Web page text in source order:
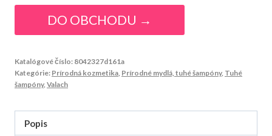
DO OBCHODU →
Katalógové číslo: 8042327d161a
Kategórie: Prírodná kozmetika Prírodné mydlá, tuhé šampóny, Tuhé
šampóny, Valach
Popis